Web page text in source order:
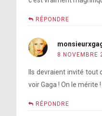
RÉPONDRE
8 NOVEMBRE
Ils devraient invité tout
voir Gaga ! On le mérite !
RÉPONDRE